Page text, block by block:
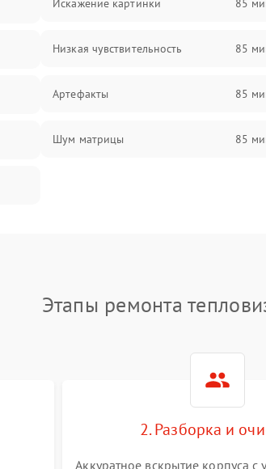
Искажение картинки 85
Низкая чувствительность 85
Артефакты 85
Шум матрицы 85
Этапы ремонта
2. Разборка и
Аккуратное вскрытие корпуса с